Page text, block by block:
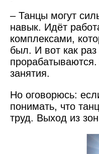
– Танцы могут
навык. Идёт
комплексами,
был. И вот как
занятия.
Но оговорюсь:
понимать, что
труд. Выход из